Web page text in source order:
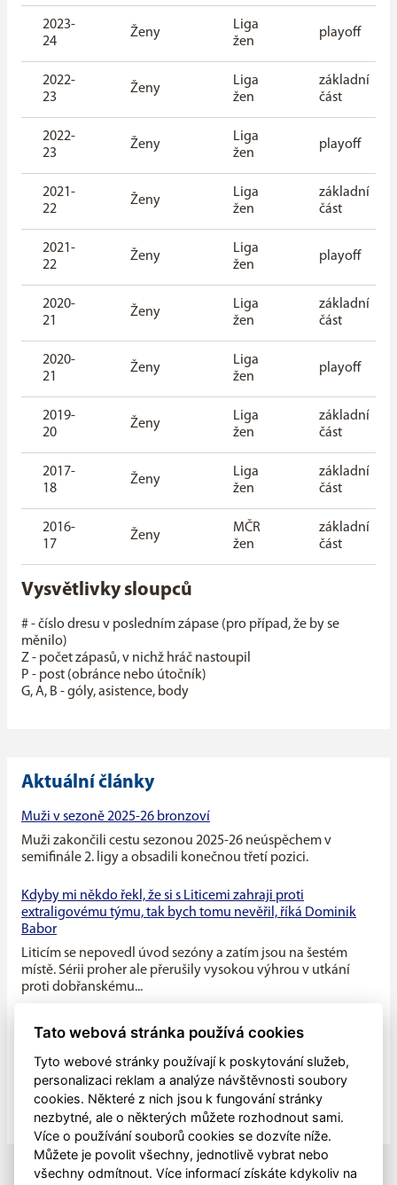
2023-
24
Ženy
Liga
žen
playoff
2022-
23
Ženy
Liga
žen
základní
část
2022-
23
Ženy
Liga
žen
playoff
2021-
22
Ženy
Liga
žen
základní
část
2021-
22
Ženy
Liga
žen
playoff
2020-
21
Ženy
Liga
žen
základní
část
2020-
21
Ženy
Liga
žen
playoff
2019-
20
Ženy
Liga
žen
základní
část
2017-
18
Ženy
Liga
žen
základní
část
2016-
17
Ženy
MČR
žen
základní
část
Vysvětlivky sloupců
# - číslo dresu v posledním zápase (pro případ, že by se
měnilo)
Z - počet zápasů, v nichž hráč nastoupil
P - post (obránce nebo útočník)
G, A, B - góly, asistence, body
Aktuální články
Muži v sezoně 2025-26 bronzoví
Muži zakončili cestu sezonou 2025-26 neúspěchem v
semifinále 2. ligy a obsadili konečnou třetí pozici.
Kdyby mi někdo řekl, že si s Liticemi zahraji proti
extraligovému týmu, tak bych tomu nevěřil, říká Dominik
Babor
Liticím se nepovedl úvod sezóny a zatím jsou na šestém
místě. Sérii proher ale přerušily vysokou výhrou v utkání
proti dobřanskému...
Máme v týmu ideální kombinaci dravého mládí a zkušenosti
starších hráčů, říká kapitán Litic Zdeněk Slanec
Litice v minulé sezóně soupeřily o první místo v základní
části, nakonec se umístily na druhé pozici, po play off jim
patřila...
Tato webová stránka používá cookies
Tyto webové stránky používají k poskytování služeb,
personalizaci reklam a analýze návštěvnosti soubory
cookies. Některé z nich jsou k fungování stránky
nezbytné, ale o některých můžete rozhodnout sami.
Více o používání souborů cookies se dozvíte níže.
Můžete je povolit všechny, jednotlivě vybrat nebo
všechny odmítnout. Více informací získáte kdykoliv na